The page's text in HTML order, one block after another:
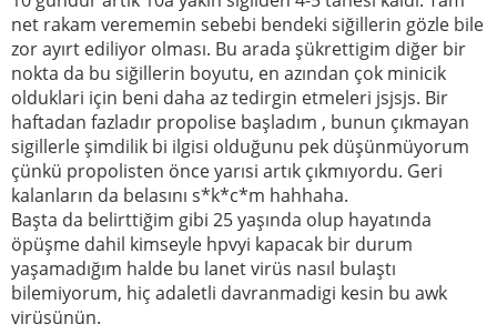
net rakam verememin sebebi bendeki siğillerin gözle bile
zor ayırt ediliyor olması. Bu arada şükrettigim diğer bir
nokta da bu siğillerin boyutu, en azından çok minicik
olduklari için beni daha az tedirgin etmeleri jsjsjs. Bir
haftadan fazladır propolise başladım , bunun çıkmayan
sigillerle şimdilik bi ilgisi olduğunu pek düşünmüyorum
çünkü propolisten önce yarısi artık çıkmıyordu. Geri
kalanların da belasını s*k*c*m hahhaha.
Başta da belirttiğim gibi 25 yaşında olup hayatında
öpüşme dahil kimseyle hpvyi kapacak bir durum
yaşamadığım halde bu lanet virüs nasıl bulaştı
bilemiyorum, hiç adaletli davranmadigi kesin bu awk
virüsünün.